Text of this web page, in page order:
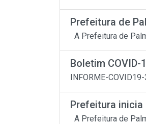
Prefeitura de
A Prefeitura de
Boletim
INFORME-
Prefeitura inicia
A Prefeitura de